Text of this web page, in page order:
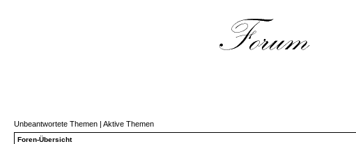
Unbeantwortete Themen | Aktive Themen
Foren-Übersicht